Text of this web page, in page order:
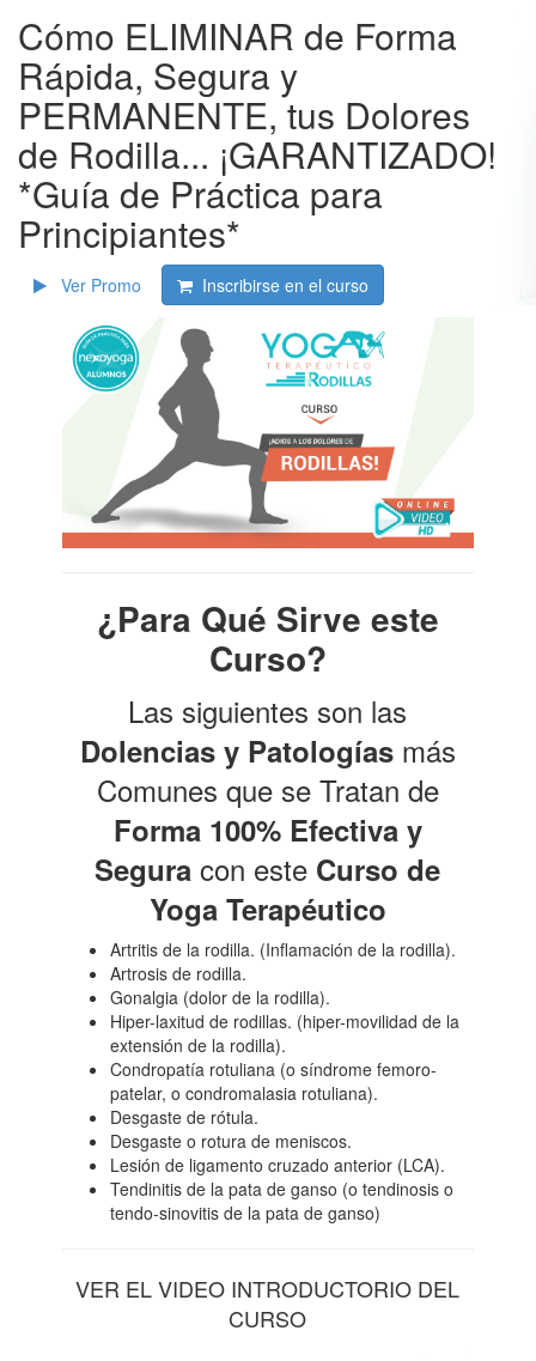
Cómo ELIMINAR de Forma
Rápida, Segura y
PERMANENTE, tus Dolores
de Rodilla... ¡GARANTIZADO!
*Guía de Práctica para
Principiantes*
Ver Promo Inscribirse en el curso
¿Para Qué Sirve este
Curso?
Las siguientes son las
Dolencias y Patologíasmás
Comunes que se Tratan de
Forma 100% Efectiva y
Segura con este Curso de
Yoga Terapéutico
Artritis de la rodilla. (Inflamación de la rodilla).
Artrosis de rodilla.
Gonalgia (dolor de la rodilla).
Hiper-laxitud de rodillas. (hiper-movilidad de la
extensión de la rodilla).
Condropatía rotuliana (o síndrome femoro-
patelar, o condromalasia rotuliana).
Desgaste de rótula.
Desgaste o rotura de meniscos.
Lesión de ligamento cruzado anterior (LCA).
Tendinitis de la pata de ganso (o tendinosis o
tendo-sinovitis de la pata de ganso)
VER EL VIDEO INTRODUCTORIO DEL
CURSO